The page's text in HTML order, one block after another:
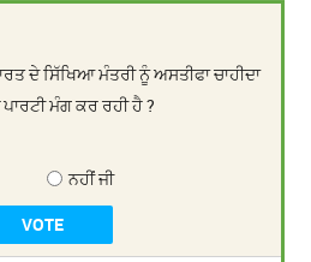
ਦੇ ਸਿੱਖਿਆ ਮੰਤਰੀ ਨੂੰ ਅਸਤੀਫਾ ਚਾਹੀਦਾ
ਮੰਗ ਕਰ ਰਹੀ ਹੈ ?
ਨਹੀਂ ਜੀ